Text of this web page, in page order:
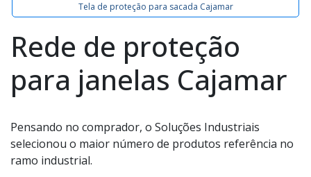
Tela de proteção para sacada Cajamar
Rede de proteção
para janelas Cajamar
Pensando no comprador, o Soluções Industriais
selecionou o maior número de produtos referência no
ramo industrial.